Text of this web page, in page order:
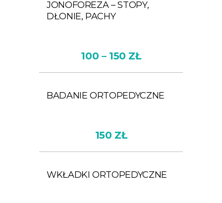
JONOFOREZA – STOPY,
DŁONIE, PACHY
100 – 150 ZŁ
BADANIE ORTOPEDYCZNE
150 ZŁ
WKŁADKI ORTOPEDYCZNE